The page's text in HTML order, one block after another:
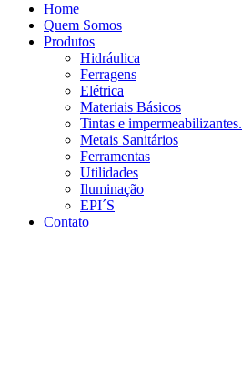
Home
Quem Somos
Produtos
Hidráulica
Ferragens
Elétrica
Materiais Básicos
Tintas e impermeabilizantes.
Metais Sanitários
Ferramentas
Utilidades
Iluminação
EPI´S
Contato